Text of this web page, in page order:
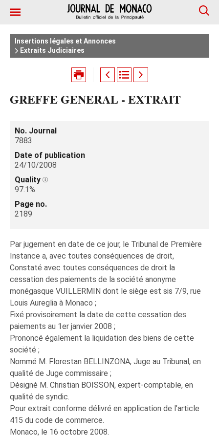
Insertions légales et Annonces
Extraits Judiciaires
GREFFE GENERAL - EXTRAIT
No. Journal
7883
Date of publication
24/10/2008
Quality
97.1%
Page no.
2189
Par jugement en date de ce jour, le Tribunal de Première
Instance a, avec toutes conséquences de droit,
Constaté avec toutes conséquences de droit la
cessation des paiements de la société anonyme
monégasque VUILLERMIN dont le siège est sis 7/9, rue
Louis Aureglia à Monaco ;
Fixé provisoirement la date de cette cessation des
paiements au 1er janvier 2008 ;
Prononcé également la liquidation des biens de cette
société ;
Nommé M. Florestan BELLINZONA, Juge au Tribunal, en
qualité de Juge commissaire ;
Désigné M. Christian BOISSON, expert-comptable, en
qualité de syndic.
Pour extrait conforme délivré en application de l’article
415 du code de commerce.
Monaco, le 16 octobre 2008.